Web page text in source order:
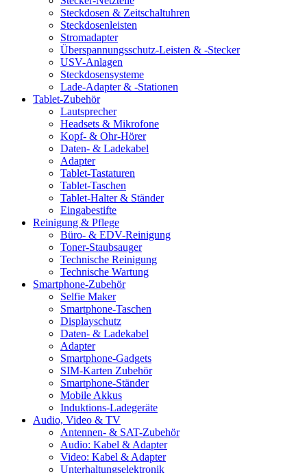
Steckdosen & Zeitschaltuhren
Steckdosenleisten
Stromadapter
Überspannungsschutz-Leisten & -Stecker
USV-Anlagen
Steckdosensysteme
Lade-Adapter & -Stationen
Tablet-Zubehör
Lautsprecher
Headsets & Mikrofone
Kopf- & Ohr-Hörer
Daten- & Ladekabel
Adapter
Tablet-Tastaturen
Tablet-Taschen
Tablet-Halter & Ständer
Eingabestifte
Reinigung & Pflege
Büro- & EDV-Reinigung
Toner-Staubsauger
Technische Reinigung
Technische Wartung
Smartphone-Zubehör
Selfie Maker
Smartphone-Taschen
Displayschutz
Daten- & Ladekabel
Adapter
Smartphone-Gadgets
SIM-Karten Zubehör
Smartphone-Ständer
Mobile Akkus
Induktions-Ladegeräte
Audio, Video & TV
Antennen- & SAT-Zubehör
Audio: Kabel & Adapter
Video: Kabel & Adapter
Unterhaltungselektronik